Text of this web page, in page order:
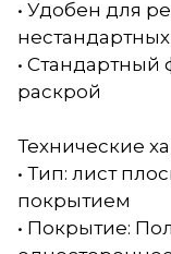
• Удобен для
• Стандартный
раскрой
Технические
• Тип: лист
покрытием
• Покрытие: